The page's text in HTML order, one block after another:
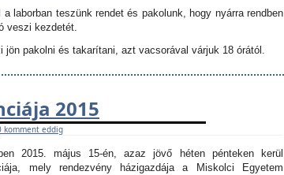
laborban teszünk rendet és pakolunk, hogy nyárra rendben
veszi kezdetét.
pakolni és takarítani, azt vacsorával várjuk 18 órától.
2015
komment eddig
2015. május 15-én, azaz jövő héten pénteken kerül
mely rendezvény házigazdája a Miskolci Egyetem